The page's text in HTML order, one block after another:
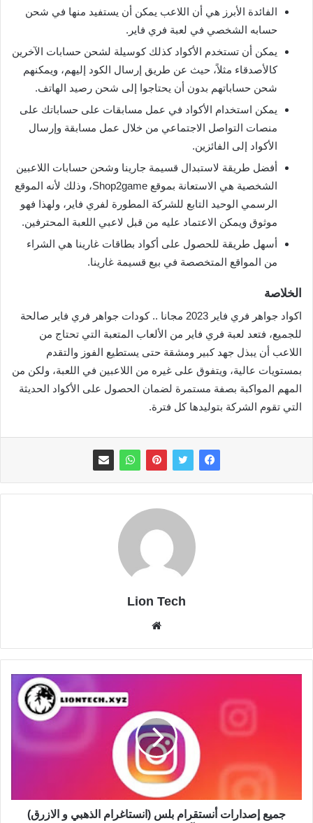
الفائدة الأبرز هي أن اللاعب يمكن أن يستفيد منها في شحن
حسابه الشخصي في لعبة فري فاير.
يمكن أن تستخدم الأكواد كذلك كوسيلة لشحن حسابات الآخرين
كالأصدقاء مثلاً، حيث عن طريق إرسال الكود إليهم، ويمكنهم
شحن حساباتهم بدون أن يحتاجوا إلى شحن رصيد الهاتف.
يمكن استخدام الأكواد في عمل مسابقات على حساباتك على
منصات التواصل الاجتماعي من خلال عمل مسابقة وإرسال
الأكواد إلى الفائزين.
أفضل طريقة لاستبدال قسيمة جارينا وشحن حسابات اللاعبين
الشخصية هي الاستعانة بموقع Shop2game، وذلك لأنه الموقع
الرسمي الوحيد التابع للشركة المطورة لفري فاير، ولهذا فهو
موثوق ويمكن الاعتماد عليه من قبل لاعبي اللعبة المحترفين.
أسهل طريقة للحصول على أكواد بطاقات غارينا هي الشراء
من المواقع المتخصصة في بيع قسيمة غارينا.
الخلاصة
اكواد جواهر فري فاير 2023 مجانا .. كودات جواهر فري فاير صالحة
للجميع، فتعد لعبة فري فاير من الألعاب المتعبة التي تحتاج من
اللاعب أن يبذل جهد كبير ومشقة حتى يستطيع الفوز والتقدم
بمستويات عالية، ويتفوق على غيره من اللاعبين في اللعبة، ولكن من
المهم المواكبة بصفة مستمرة لضمان الحصول على الأكواد الحديثة
التي تقوم الشركة بتوليدها كل فترة.
Lion Tech
جميع إصدارات أنستقرام بلس (انستاغرام الذهبي و الازرق)